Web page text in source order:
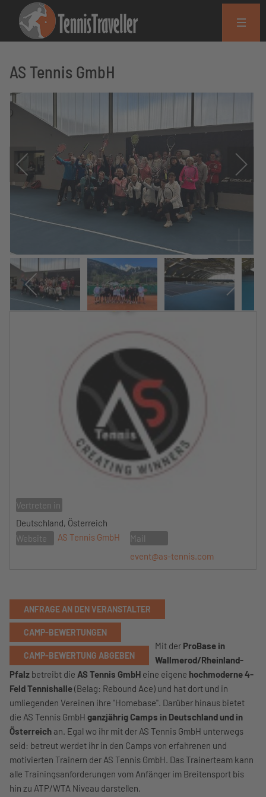
AS Tennis GmbH
Vertreten in
Deutschland, Österreich
Website
AS Tennis GmbH
Mail
event@as-tennis.com
ANFRAGE AN DEN VERANSTALTER
CAMP-BEWERTUNGEN
CAMP-BEWERTUNG ABGEBEN
Mit der ProBase in
Wallmerod/Rheinland-
Pfalz betreibt die AS Tennis GmbH eine eigene hochmoderne 4-
Feld Tennishalle(Belag: Rebound Ace) und hat dort und in
umliegenden Vereinen ihre "Homebase". Darüber hinaus bietet
die AS Tennis GmbH ganzjährig Camps in Deutschland und in
Österreich an. Egal wo ihr mit der AS Tennis GmbH unterwegs
seid: betreut werdet ihr in den Camps von erfahrenen und
motivierten Trainern der AS Tennis GmbH. Das Trainerteam kann
alle Trainingsanforderungen vom Anfänger im Breitensport bis
hin zu ATP/WTA Niveau darstellen.